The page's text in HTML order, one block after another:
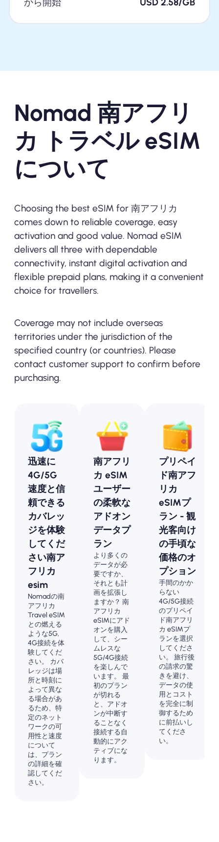
Nomad 南アフリ
カ トラベル eSIM
について
Choosing the best eSIM for 南アフリカ
comes down to reliable coverage, easy
activation and good value. Nomad eSIM
delivers all three with dependable
connectivity, instant digital activation and
flexible prepaid plans, making it a convenient
choice for travellers.
Coverage may not include overseas
territories under the jurisdiction of the
specified country (or countries). Please
contact customer support to confirm before
purchasing.
迅速に
4G/5G
速度と信
頼できる
カバレッ
ジを体験
してくだ
さい南ア
フリカ
esim
Nomadの南
アフリカ
Travel eSIM
との燃える
ような5G,
4G接続を体
験してくだ
さい。 カバ
レッジは場
所と時刻に
よって異な
る場合があ
るため、特
定のネット
ワークの可
用性と速度
について
は、プラン
の詳細を確
認してくだ
さい。
南アフリ
カ eSIM
ユーザー
の柔軟な
アドオン
データプ
ラン
より多くの
データが必
要ですか、
それとも計
画を拡張し
ますか？ 南
アフリカ
eSIMにアド
オンを購入
して、シー
ムレスな
5G/4G接続
を楽しんで
います。 最
初のプラン
が切れる
と、アドオ
ンが中断す
ることなく
接続する自
動的にアク
ティブにな
ります。
プリペイ
ド南アフ
リカ
eSIMプ
ラン - 観
光客向け
の手頃な
価格のオ
プション
手間のかか
らない
4G/5G接続
のプリペイ
ド南アフリ
カ eSIMプ
ランを選択
してくださ
い。 旅行後
の請求の驚
きを避け、
データの使
用とコスト
を完全に制
御するため
に前払いし
てくださ
い。